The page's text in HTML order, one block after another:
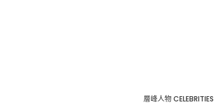
層峰⼈物 CELEBRITIES